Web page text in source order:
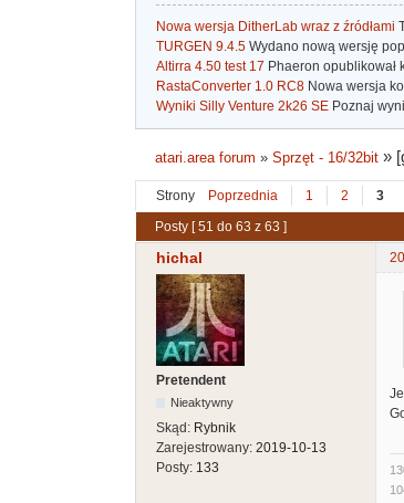
Nowa wersja DitherLab wraz z źródłami
TURGEN 9.4.5 Wydano nową wersję
Altirra 4.50 test 17 Phaeron
RastaConverter 1.0 RC8 Nowa wersja
Wyniki Silly Venture 2k26 SE Poznaj
atari.area forum »Sprzęt - 16/32bit »
Strony Poprzednia 1 2 3
Posty [ 51 do 63 z 63 ]
hichal
Pretendent
Nieaktywny
Skąd: Rybnik
Zarejestrowany: 2019-10-13
Posty: 133